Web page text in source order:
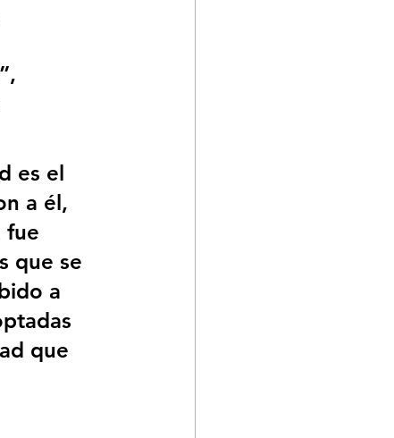
es el
a él,
fue
que se
a
que